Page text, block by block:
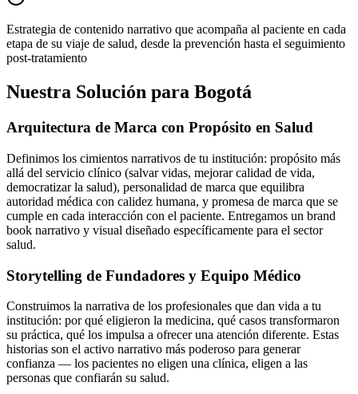
Estrategia de contenido narrativo que acompaña al paciente en cada
etapa de su viaje de salud, desde la prevención hasta el seguimiento
post-tratamiento
Nuestra Solución para Bogotá
Arquitectura de Marca con Propósito en Salud
Definimos los cimientos narrativos de tu institución: propósito más
allá del servicio clínico (salvar vidas, mejorar calidad de vida,
democratizar la salud), personalidad de marca que equilibra
autoridad médica con calidez humana, y promesa de marca que se
cumple en cada interacción con el paciente. Entregamos un brand
book narrativo y visual diseñado específicamente para el sector
salud.
Storytelling de Fundadores y Equipo Médico
Construimos la narrativa de los profesionales que dan vida a tu
institución: por qué eligieron la medicina, qué casos transformaron
su práctica, qué los impulsa a ofrecer una atención diferente. Estas
historias son el activo narrativo más poderoso para generar
confianza — los pacientes no eligen una clínica, eligen a las
personas que confiarán su salud.